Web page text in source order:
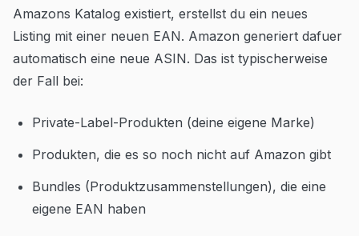
Amazons Katalog existiert, erstellst du ein neues
Listing mit einer neuen EAN. Amazon generiert dafuer
automatisch eine neue ASIN. Das ist typischerweise
der Fall bei:
Private-Label-Produkten (deine eigene Marke)
Produkten, die es so noch nicht auf Amazon gibt
Bundles (Produktzusammenstellungen), die eine
eigene EAN haben